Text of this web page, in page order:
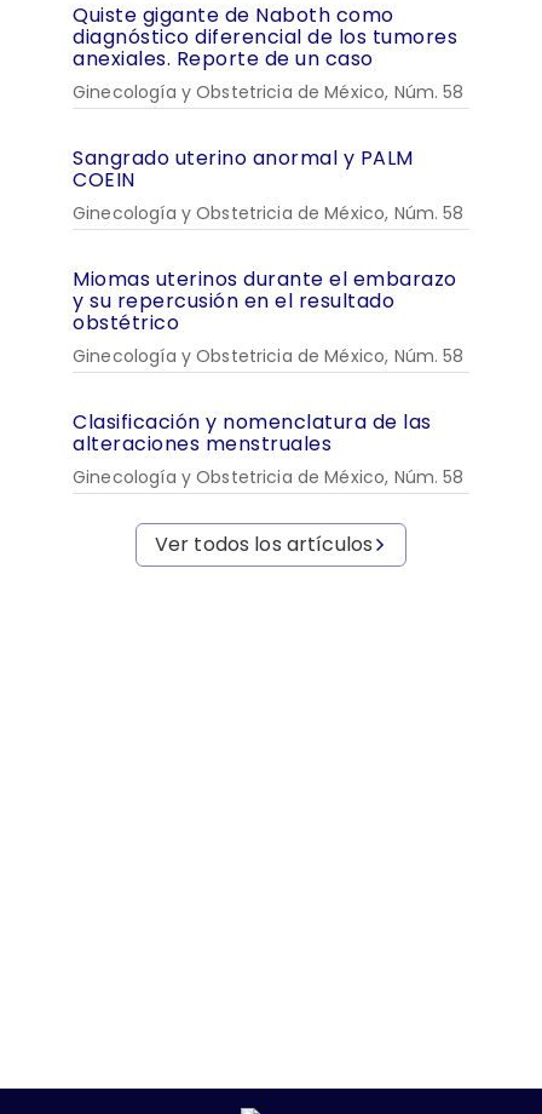
Quiste gigante de Naboth como
diagnóstico diferencial de los tumores
anexiales. Reporte de un caso
Ginecología y Obstetricia de México, Núm. 58
Sangrado uterino anormal y PALM
COEIN
Ginecología y Obstetricia de México, Núm. 58
Miomas uterinos durante el embarazo
y su repercusión en el resultado
obstétrico
Ginecología y Obstetricia de México, Núm. 58
Clasificación y nomenclatura de las
alteraciones menstruales
Ginecología y Obstetricia de México, Núm. 58
Ver todos los artículos